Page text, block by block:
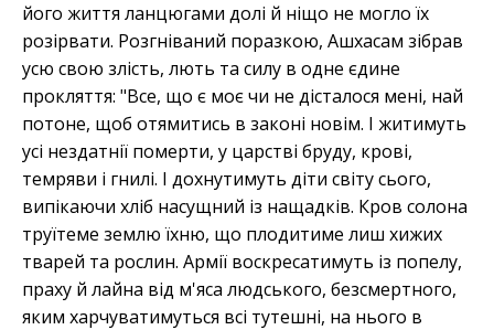
його життя ланцюгами долі й ніщо не могло їх
розірвати. Розгніваний поразкою, Ашхасам зібрав
усю свою злість, лють та силу в одне єдине
прокляття: "Все, що є моє чи не дісталося мені, най
потоне, щоб отямитись в законі новім. І житимуть
усі нездатнії померти, у царстві бруду, крові,
темряви і гнилі. І дохнутимуть діти світу сього,
випікаючи хліб насущний із нащадків. Кров солона
труїтеме землю їхню, що плодитиме лиш хижих
тварей та рослин. Армії воскресатимуть із попелу,
праху й лайна від м'яса людського, безсмертного,
яким харчуватимуться всі тутешні, на нього в